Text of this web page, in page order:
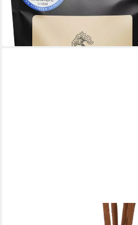
16,90 € UVP25,90 €
(2,11 €/ 1 Stk)
-35%
in 2-3 Werktagen bei dir
Räucherstäbchen-Halter Speckstein